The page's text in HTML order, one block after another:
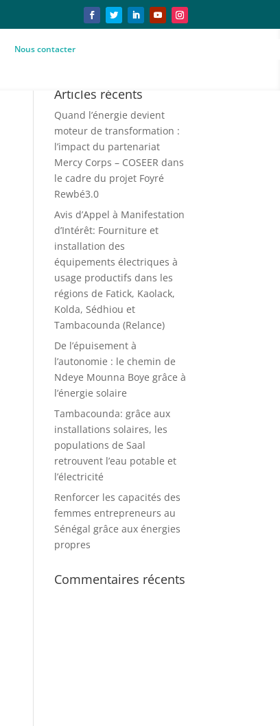
Nous contacter
Articles récents
Quand l’énergie devient
moteur de transformation :
l’impact du partenariat
Mercy Corps – COSEER dans
le cadre du projet Foyré
Rewbé3.0
Avis d’Appel à Manifestation
d’Intérêt: Fourniture et
installation des
équipements électriques à
usage productifs dans les
régions de Fatick, Kaolack,
Kolda, Sédhiou et
Tambacounda (Relance)
De l’épuisement à
l’autonomie : le chemin de
Ndeye Mounna Boye grâce à
l’énergie solaire
Tambacounda: grâce aux
installations solaires, les
populations de Saal
retrouvent l’eau potable et
l’électricité
Renforcer les capacités des
femmes entrepreneurs au
Sénégal grâce aux énergies
propres
Commentaires récents